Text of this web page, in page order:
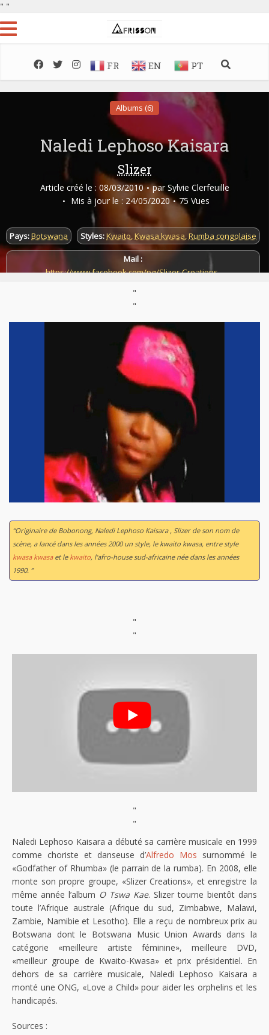
" "
FR EN PT
Albums (6)
Naledi Lephoso Kaisara
Slizer
Article créé le : 08/03/2010 par Sylvie Clerfeuille
Mis à jour le : 24/05/2020
75 Vues
Pays:Botswana Styles:Kwaito,Kwasa kwasa,Rumba congolaise
Mail :
https://www.facebook.com/pg/Slizer-Creations-
"
"
“Originaire de Bobonong, Naledi Lephoso Kaisara , Slizer de son nom de
scène, a lancé dans les années 2000 un style, le kwaito kwasa, entre style
kwasa kwasaet le kwaito, l'afro-house sud-africaine née dans les années
1990. ”
"
"
"
"
Naledi Lephoso Kaisara a débuté sa carrière musicale en 1999
comme choriste et danseuse d’Alfredo Mos surnommé le
«Godfather of Rhumba» (le parrain de la rumba). En 2008, elle
monte son propre groupe, «Slizer Creations», et enregistre la
même année l’album O Tswa Kae. Slizer tourne bientôt dans
toute l’Afrique australe (Afrique du sud, Zimbabwe, Malawi,
Zambie, Namibie et Lesotho). Elle a reçu de nombreux prix au
Botswana dont le Botswana Music Union Awards dans la
catégorie «meilleure artiste féminine», meilleure DVD,
«meilleur groupe de Kwaito-Kwasa» et prix présidentiel. En
dehors de sa carrière musicale, Naledi Lephoso Kaisara a
monté une ONG, «Love a Child» pour aider les orphelins et les
handicapés.
Sources :